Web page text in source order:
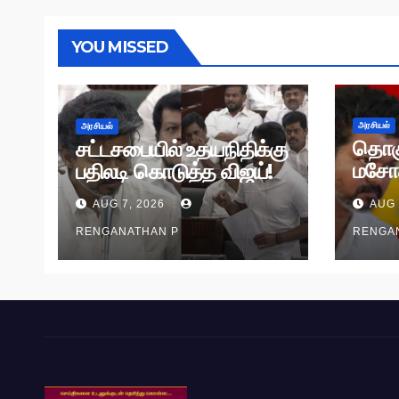
YOU MISSED
அரசியல்
சட்டசபையில் உதயநிதிக்கு
பதிலடி கொடுத்த விஜய்!
AUG 7, 2026
RENGANATHAN P
அரசியல்
AUG